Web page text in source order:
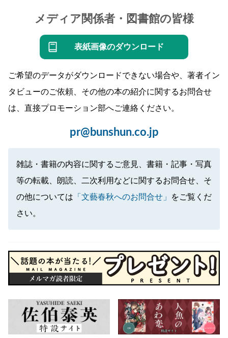
メディア関係者・図書館の皆様
表紙画像のダウンロード
ご希望のデータがダウンロードできない場合や、著者イン
タビューのご依頼、その他の本の紹介に関するお問合せ
は、直接プロモーション部へご連絡ください。
pr@bunshun.co.jp
雑誌・書籍の内容に関するご意見、書籍・記事・写真
等の転載、朗読、二次利用などに関するお問合せ、そ
の他については 「文藝春秋へのお問合せ」
をご覧くだ
さい。